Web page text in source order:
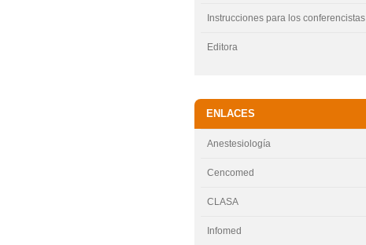
Instrucciones para los conferencistas
Editora
ENLACES
Anestesiología
Cencomed
CLASA
Infomed